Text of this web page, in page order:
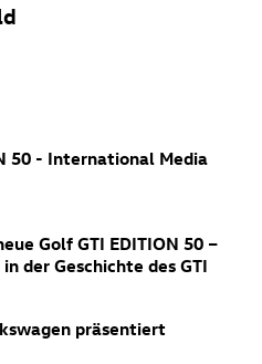
50 - International Media
Golf GTI EDITION 50 –
der Geschichte des GTI
präsentiert